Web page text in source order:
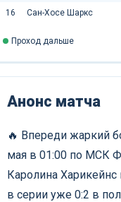
16 Сан-Хосе Шаркс
Проход дальше
Анонс матча
🔥 Впереди жаркий
мая в 01:00 по МСК
Каролина
в серии уже 0:2 в